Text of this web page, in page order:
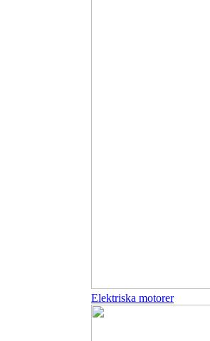
Elektriska motorer